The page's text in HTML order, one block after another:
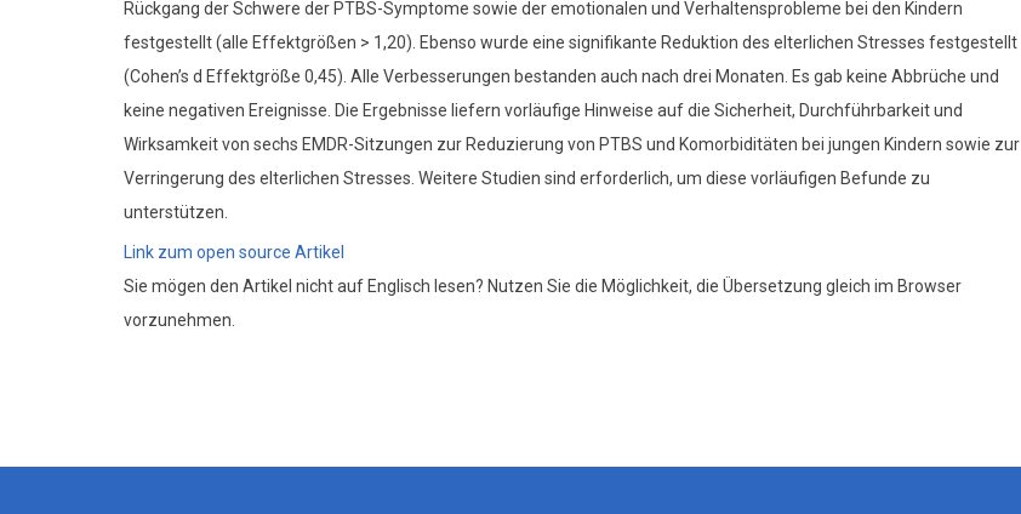
Rückgang der Schwere der PTBS-Symptome sowie der emotionalen und Verhaltensprobleme bei den Kindern
festgestellt (alle Effektgrößen > 1,20). Ebenso wurde eine signifikante Reduktion des elterlichen Stresses festgestellt
(Cohen’s d Effektgröße 0,45). Alle Verbesserungen bestanden auch nach drei Monaten. Es gab keine Abbrüche und
keine negativen Ereignisse. Die Ergebnisse liefern vorläufige Hinweise auf die Sicherheit, Durchführbarkeit und
Wirksamkeit von sechs EMDR-Sitzungen zur Reduzierung von PTBS und Komorbiditäten bei jungen Kindern sowie zur
Verringerung des elterlichen Stresses. Weitere Studien sind erforderlich, um diese vorläufigen Befunde zu
unterstützen.
Link zum open source Artikel
Sie mögen den Artikel nicht auf Englisch lesen? Nutzen Sie die Möglichkeit, die Übersetzung gleich im Browser
vorzunehmen.